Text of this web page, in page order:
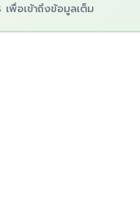
พื่อเข้าถึงข้อมูลเต็ม